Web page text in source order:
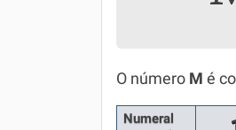
Química
Todos os Exercícios
O número M é
Numeral